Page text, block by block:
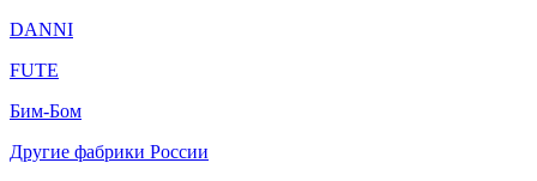
DANNI
FUTE
Бим-Бом
Другие фабрики России